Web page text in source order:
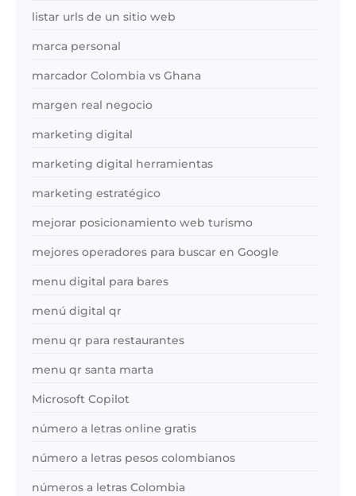
listar urls de un sitio web
marca personal
marcador Colombia vs Ghana
margen real negocio
marketing digital
marketing digital herramientas
marketing estratégico
mejorar posicionamiento web turismo
mejores operadores para buscar en Google
menu digital para bares
menú digital qr
menu qr para restaurantes
menu qr santa marta
Microsoft Copilot
número a letras online gratis
número a letras pesos colombianos
números a letras Colombia